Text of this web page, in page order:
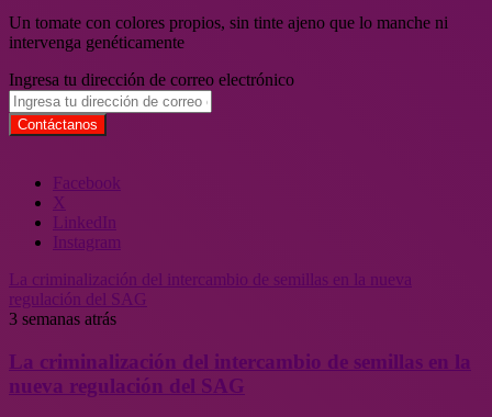
Un tomate con colores propios, sin tinte ajeno que lo manche ni
intervenga genéticamente
Ingresa tu dirección de correo electrónico
Facebook
X
LinkedIn
Instagram
La criminalización del intercambio de semillas en la nueva
regulación del SAG
3 semanas atrás
La criminalización del intercambio de semillas en la
nueva regulación del SAG